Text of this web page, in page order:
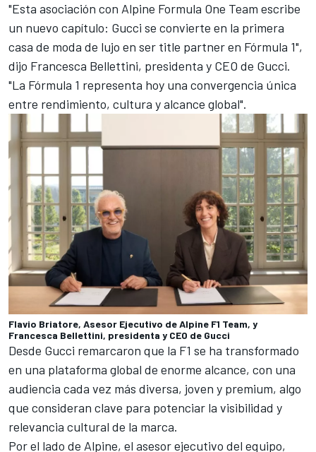
"Esta asociación con Alpine Formula One Team escribe
un nuevo capítulo: Gucci se convierte en la primera
casa de moda de lujo en ser title partner en Fórmula 1",
dijo Francesca Bellettini, presidenta y CEO de Gucci.
"La Fórmula 1 representa hoy una convergencia única
entre rendimiento, cultura y alcance global".
Flavio Briatore, Asesor Ejecutivo de Alpine F1 Team, y
Francesca Bellettini, presidenta y CEO de Gucci
Desde Gucci remarcaron que la F1 se ha transformado
en una plataforma global de enorme alcance, con una
audiencia cada vez más diversa, joven y premium, algo
que consideran clave para potenciar la visibilidad y
relevancia cultural de la marca.
Por el lado de Alpine, el asesor ejecutivo del equipo,